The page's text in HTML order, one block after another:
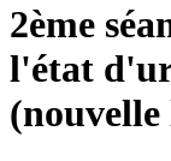
2ème
l'état